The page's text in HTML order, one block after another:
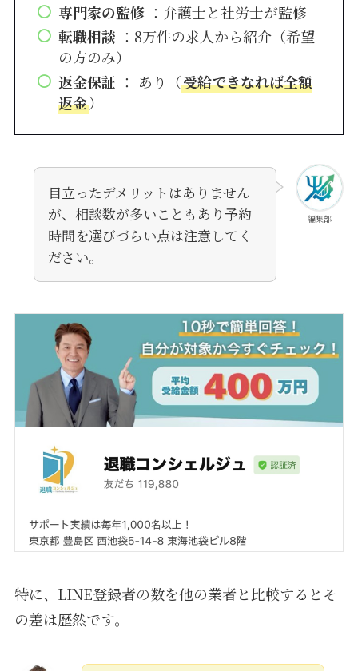
専門家の監修：弁護士と社労士が監修
転職相談：8万件の求人から紹介（希望
の方のみ）
返金保証 ： あり（受給できなれば全額
返金）
編集部
目立ったデメリットはありません
が、相談数が多いこともあり予約
時間を選びづらい点は注意してく
ださい。
特に、LINE登録者の数を他の業者と比較するとそ
の差は歴然です。